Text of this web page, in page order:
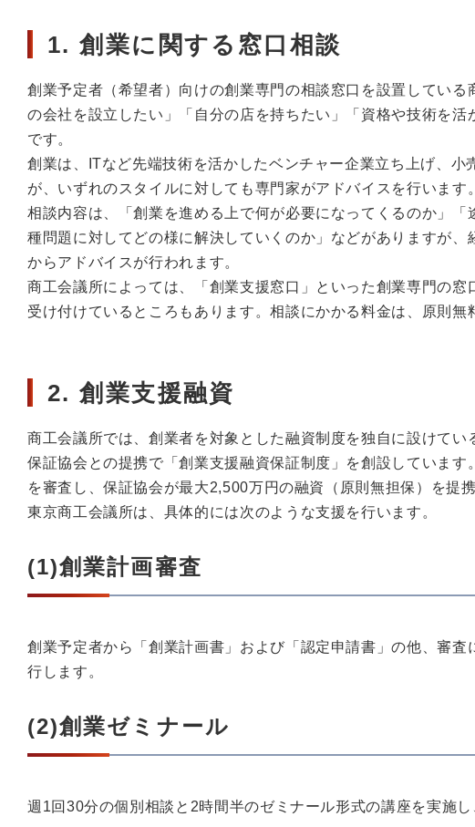
1. 創業に関する窓口相談
創業予定者（希望者）向けの創業専門の相談窓口を設置してい
の会社を設立したい」「自分の店を持ちたい」「資格や技術を
です。
創業は、ITなど先端技術を活かしたベンチャー企業立ち上げ、
が、いずれのスタイルに対しても専門家がアドバイスを行います。
相談内容は、「創業を進める上で何が必要になってくるのか」
種問題に対してどの様に解決していくのか」などがありますが
からアドバイスが行われます。
商工会議所によっては、「創業支援窓口」といった創業専門の
受け付けているところもあります。相談にかかる料金は、原則無
2. 創業支援融資
商工会議所では、創業者を対象とした融資制度を独自に設けて
保証協会との提携で「創業支援融資保証制度」を創設していま
を審査し、保証協会が最大2,500万円の融資（原則無担保）を提
東京商工会議所は、具体的には次のような支援を行います。
(1)創業計画審査
創業予定者から「創業計画書」および「認定申請書」の他、審
行します。
(2)創業ゼミナール
週1回30分の個別相談と2時間半のゼミナール形式の講座を実施